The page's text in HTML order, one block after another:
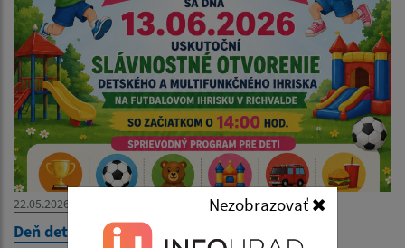
Nezobrazovať
22.05.2026
Deň detí 2026